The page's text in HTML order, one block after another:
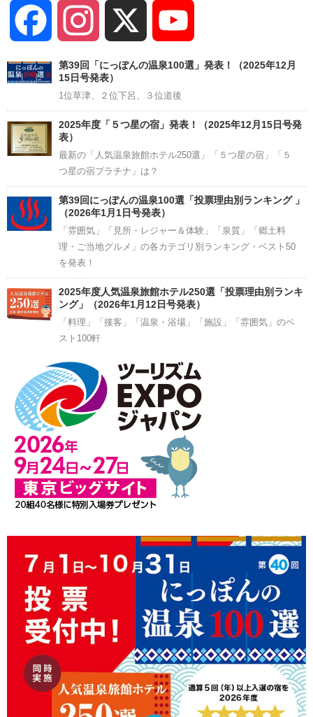
Facebook Instagram
Channel
第39回「にっぽんの温泉100選」発表！（2025年12月
15日号発表）
1位草津、２位下呂、３位道後
2025年度「５つ星の宿」発表！（2025年12月15日号発
表）
最新の「人気温泉旅館ホテル250選」「５つ星の宿」「５
つ星の宿プラチナ」は？
第39回にっぽんの温泉100選「投票理由別ランキング 」
（2026年1月1日号発表）
「雰囲気」「見所・レジャー＆体験」「泉質」「郷土料
理・ご当地グルメ」の各カテゴリ別ランキング・ベスト50
を発表！
2025年度人気温泉旅館ホテル250選「投票理由別ランキ
ング」（2026年1月12日号発表）
「料理」「接客」「温泉・浴場」「施設」「雰囲気」のベ
スト100軒